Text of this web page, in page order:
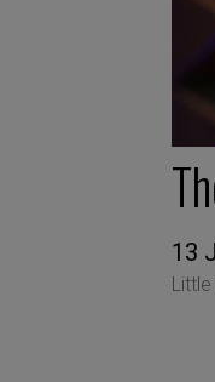
13
Little